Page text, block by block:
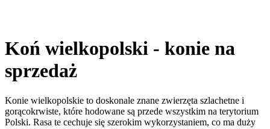
Koń wielkopolski - konie na
sprzedaż
Konie wielkopolskie to doskonale znane zwierzęta szlachetne i
gorącokrwiste, które hodowane są przede wszystkim na terytorium
Polski. Rasa te cechuje się szerokim wykorzystaniem, co ma duży